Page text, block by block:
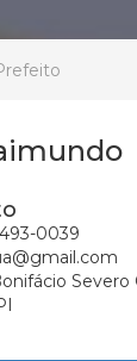
0039
Severo